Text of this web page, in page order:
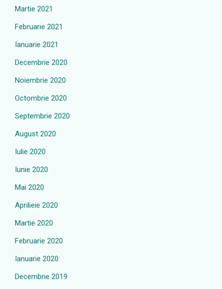
Martie 2021
Februarie 2021
Ianuarie 2021
Decembrie 2020
Noiembrie 2020
Octombrie 2020
Septembrie 2020
August 2020
Iulie 2020
Iunie 2020
Mai 2020
Aprilieie 2020
Martie 2020
Februarie 2020
Ianuarie 2020
Decembrie 2019